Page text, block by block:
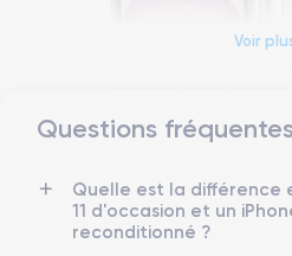
Dimensions et
Date de sortie
10/09/2019
Voir
Questions
Quelle est la différence
11 d'occasion et un
reconditionné ?